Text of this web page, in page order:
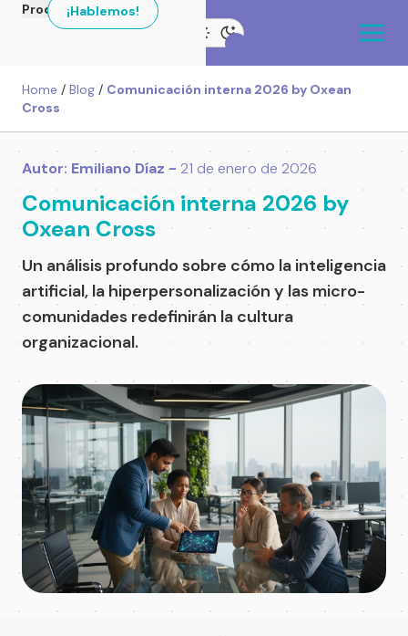
Productos¡Hablemos!
Home / Blog / Comunicación interna 2026 by Oxean
Cross
Autor: Emiliano Díaz - 21 de enero de 2026
Comunicación interna 2026 by
Oxean Cross
Un análisis profundo sobre cómo la inteligencia
artificial, la hiperpersonalización y las micro-
comunidades redefinirán la cultura
organizacional.